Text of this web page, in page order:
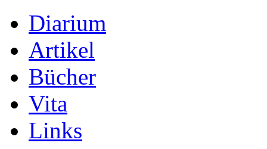
Diarium
Artikel
Bücher
Vita
Links